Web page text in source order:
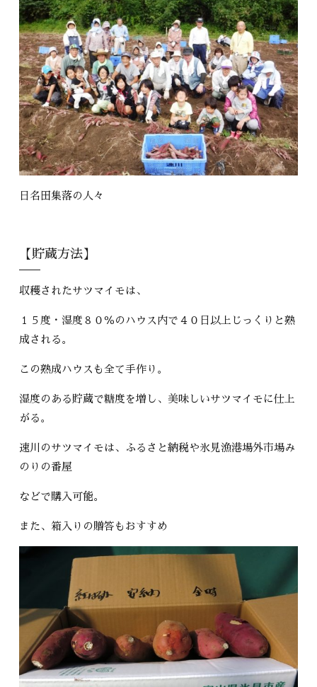
日名田集落の人々
【貯蔵方法】
収穫されたサツマイモは、
１５度・湿度８０％のハウス内で４０日以上じっくりと熟
成される。
この熟成ハウスも全て手作り。
湿度のある貯蔵で糖度を増し、美味しいサツマイモに仕上
がる。
速川のサツマイモは、ふるさと納税や氷見漁港場外市場み
のりの番屋
などで購入可能。
また、箱入りの贈答もおすすめ